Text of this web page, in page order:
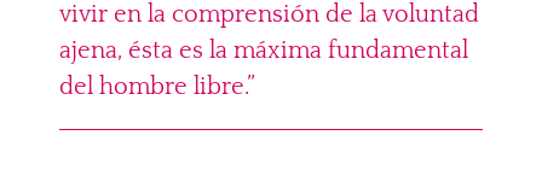
vivir en la comprensión de la voluntad
ajena, ésta es la máxima fundamental
del hombre libre.”